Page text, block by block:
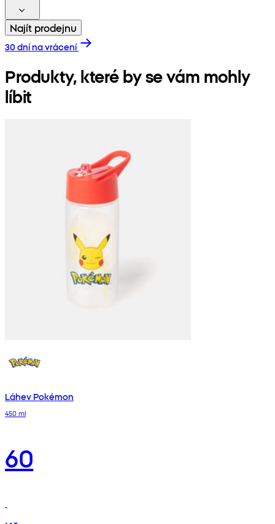
Najít prodejnu
30 dní na vrácení
Produkty, které by se vám mohly
líbit
Láhev Pokémon
450 ml
60